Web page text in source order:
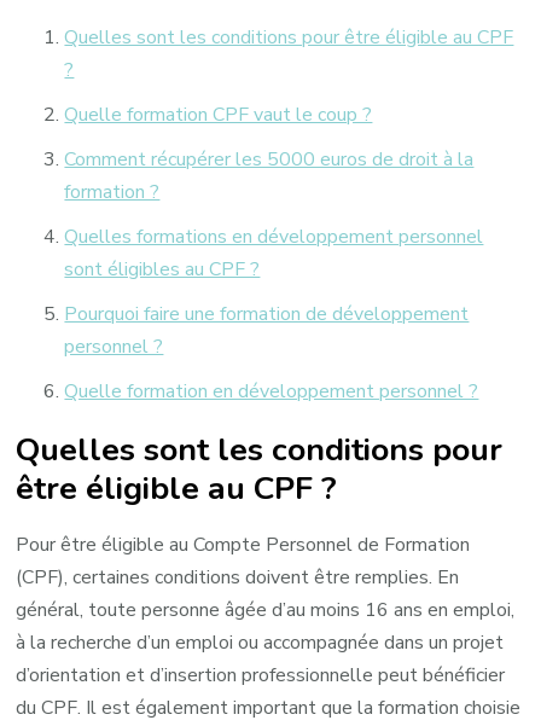
Quelles sont les conditions pour être éligible au CPF
?
Quelle formation CPF vaut le coup ?
Comment récupérer les 5000 euros de droit à la
formation ?
Quelles formations en développement personnel
sont éligibles au CPF ?
Pourquoi faire une formation de développement
personnel ?
Quelle formation en développement personnel ?
Quelles sont les conditions pour
être éligible au CPF ?
Pour être éligible au Compte Personnel de Formation
(CPF), certaines conditions doivent être remplies. En
général, toute personne âgée d’au moins 16 ans en emploi,
à la recherche d’un emploi ou accompagnée dans un projet
d’orientation et d’insertion professionnelle peut bénéficier
du CPF. Il est également important que la formation choisie